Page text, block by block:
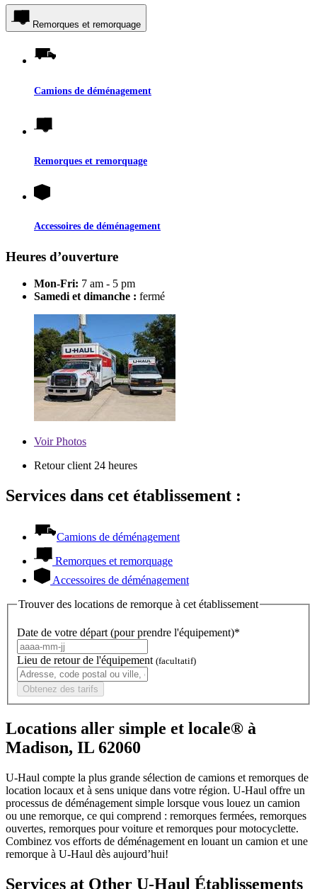
Remorques et remorquage
Camions de déménagement
Remorques et remorquage
Accessoires de déménagement
Heures d’ouverture
Mon-Fri: 7 am - 5 pm
Samedi et dimanche : fermé
VoirPhotos
Retour client 24 heures
Services dans cet établissement :
Camions de déménagement
Remorques et remorquage
Accessoires de déménagement
Trouver des locations de remorque à cet établissement
Date de votre départ (pour prendre l'équipement)*
Lieu de retour de l'équipement (facultatif)
Obtenez des tarifs
Locations aller simple et locale® à
Madison, IL 62060
U-Haul compte la plus grande sélection de camions et remorques de
location locaux et à sens unique dans votre région. U-Haul offre un
processus de déménagement simple lorsque vous louez un camion
ou une remorque, ce qui comprend : remorques fermées, remorques
ouvertes, remorques pour voiture et remorques pour motocyclette.
Combinez vos efforts de déménagement en louant un camion et une
remorque à U-Haul dès aujourd’hui!
Services at Other U-Haul Établissements